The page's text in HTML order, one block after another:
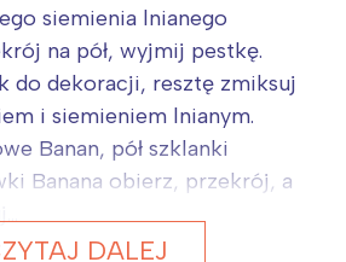
siemienia lnianego
na pół, wyjmij pestkę.
do dekoracji, resztę zmiksuj
i siemieniem lnianym.
Banan, pół szklanki
Banana obierz, przekrój, a
DALEJ